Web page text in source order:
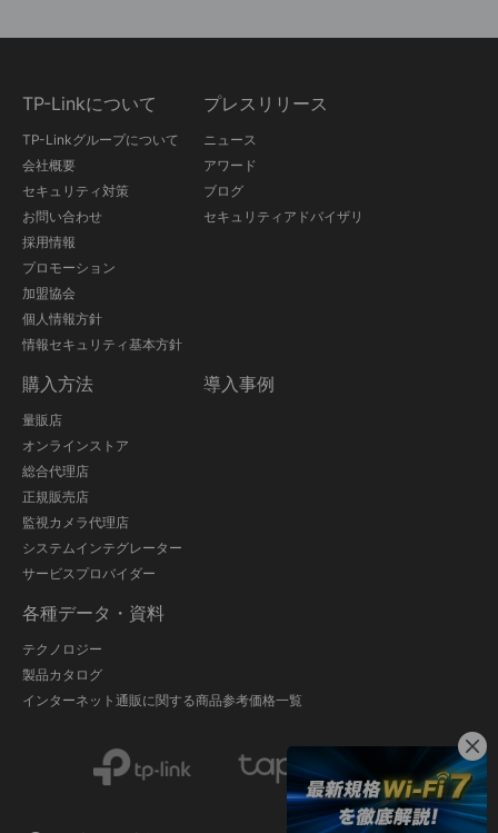
TP-Linkについて
TP-Linkグループについて
会社概要
セキュリティ対策
お問い合わせ
採用情報
プロモーション
加盟協会
個人情報方針
情報セキュリティ基本方針
プレスリリース
ニュース
アワード
ブログ
セキュリティアドバイザリ
購入方法
量販店
オンラインストア
総合代理店
正規販売店
監視カメラ代理店
システムインテグレーター
サービスプロバイダー
導入事例
各種データ・資料
テクノロジー
製品カタログ
インターネット通販に関する商品参考価格一覧